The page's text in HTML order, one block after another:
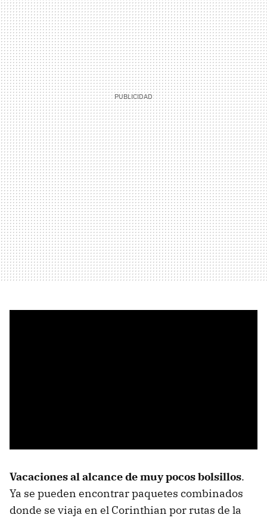
Vacaciones al alcance de muy pocos bolsillos.
Ya se pueden encontrar paquetes combinados
donde se viaja en el Corinthian por rutas de la